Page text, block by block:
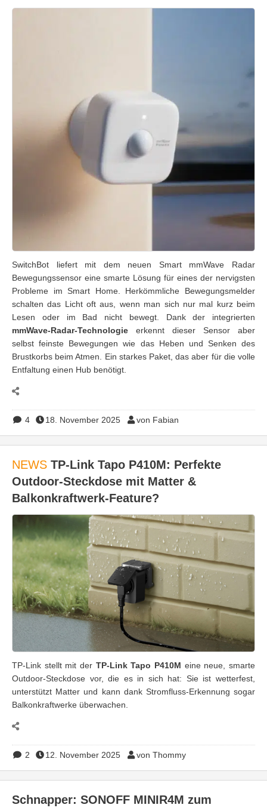
SwitchBot liefert mit dem neuen Smart mmWave Radar
Bewegungssensor eine smarte Lösung für eines der nervigsten
Probleme im Smart Home. Herkömmliche Bewegungsmelder
schalten das Licht oft aus, wenn man sich nur mal kurz beim
Lesen oder im Bad nicht bewegt. Dank der integrierten
mmWave-Radar-Technologie erkennt dieser Sensor aber
selbst feinste Bewegungen wie das Heben und Senken des
Brustkorbs beim Atmen. Ein starkes Paket, das aber für die volle
Entfaltung einen Hub benötigt.
4 18. November 2025 von Fabian
NEWS TP-Link Tapo P410M: Perfekte
Outdoor-Steckdose mit Matter &
Balkonkraftwerk-Feature?
TP-Link stellt mit der TP-Link Tapo P410M eine neue, smarte
Outdoor-Steckdose vor, die es in sich hat: Sie ist wetterfest,
unterstützt Matter und kann dank Stromfluss-Erkennung sogar
Balkonkraftwerke überwachen.
2 12. November 2025 von Thommy
Schnapper: SONOFF MINIR4M zum